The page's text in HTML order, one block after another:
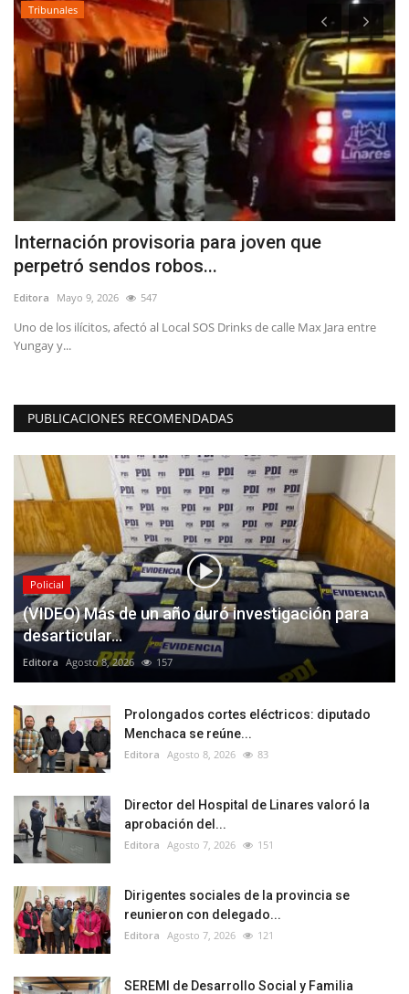
Tribunales
Internación provisoria para joven que
perpetró sendos robos...
Editora Mayo 9, 2026 547
Uno de los ilícitos, afectó al Local SOS Drinks de calle Max Jara entre
Yungay y...
PUBLICACIONES RECOMENDADAS
Policial
(VIDEO) Más de un año duró investigación para
desarticular...
Editora Agosto 8, 2026 157
Prolongados cortes eléctricos: diputado
Menchaca se reúne...
Editora Agosto 8, 2026 83
Director del Hospital de Linares valoró la
aprobación del...
Editora Agosto 7, 2026 151
Dirigentes sociales de la provincia se
reunieron con delegado...
Editora Agosto 7, 2026 121
SEREMI de Desarrollo Social y Familia